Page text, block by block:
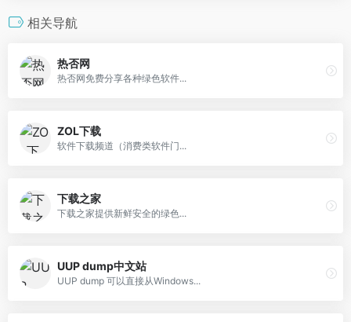
相关导航
热否网
热否网免费分享各种绿色软件...
ZOL下载
软件下载频道（消费类软件门...
下载之家
下载之家提供新鲜安全的绿色...
UUP dump中文站
UUP dump 可以直接从Windows...